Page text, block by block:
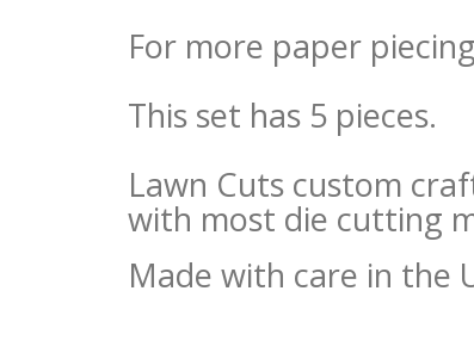
For more paper
This set has 5 pieces.
Lawn Cuts custom
with most die cutting
Made with care in the